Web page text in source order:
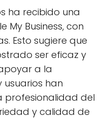
ha recibido una
My Business, con
Esto sugiere que
ser eficaz y
a la
usuarios han
profesionalidad del
y calidad de